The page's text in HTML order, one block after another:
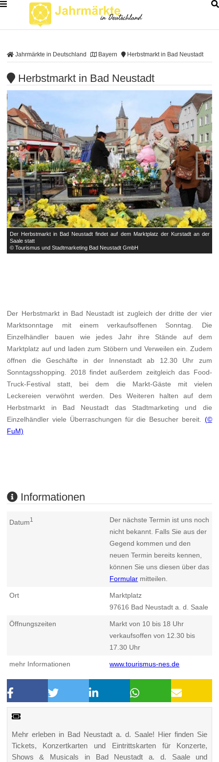
Jahrmärkte in Deutschland Bayern Herbstmarkt in Bad Neustadt
Herbstmarkt in Bad Neustadt
Der Herbstmarkt in Bad Neustadt findet auf dem Marktplatz der Kurstadt an der
Saale statt
© Tourismus und Stadtmarketing Bad Neustadt GmbH
 
Der Herbstmarkt in Bad Neustadt ist zugleich der dritte der vier
Marktsonntage mit einem verkaufsoffenen Sonntag. Die
Einzelhändler bauen wie jedes Jahr ihre Stände auf dem
Marktplatz auf und laden zum Stöbern und Verweilen ein. Zudem
öffnen die Geschäfte in der Innenstadt ab 12.30 Uhr zum
Sonntagsshopping. 2018 findet außerdem zeitgleich das Food-
Truck-Festival statt, bei dem die Markt-Gäste mit vielen
Leckereien verwöhnt werden. Des Weiteren halten auf dem
Herbstmarkt in Bad Neustadt das Stadtmarketing und die
Einzelhändler viele Überraschungen für die Besucher bereit. (©
FuM)
Informationen
Datum1
Der nächste Termin ist uns noch
nicht bekannt. Falls Sie aus der
Gegend kommen und den
neuen Termin bereits kennen,
können Sie uns diesen über das
Formular mitteilen.
Ort
Marktplatz
97616 Bad Neustadt a. d. Saale
Öffnungszeiten
Markt von 10 bis 18 Uhr
verkaufsoffen von 12.30 bis
17.30 Uhr
mehr Informationen www.tourismus-nes.de
Mehr erleben in Bad Neustadt a. d. Saale! Hier finden Sie
Tickets, Konzertkarten und Eintrittskarten für Konzerte,
Shows & Musicals in Bad Neustadt a. d. Saale und